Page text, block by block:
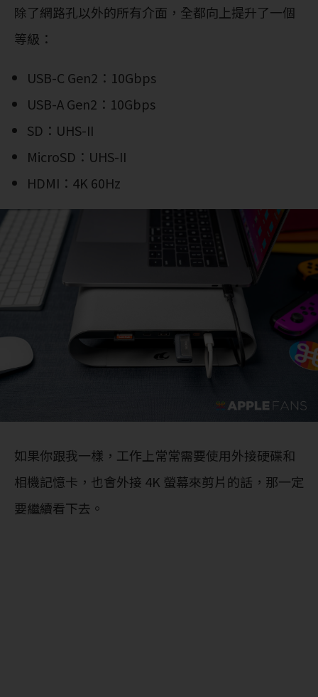
除了網路孔以外的所有介面，全都向上提升了一個
等級：
USB-C Gen2：10Gbps
USB-A Gen2：10Gbps
SD：UHS-II
MicroSD：UHS-II
HDMI：4K 60Hz
如果你跟我一樣，工作上常常需要使用外接硬碟和
相機記憶卡，也會外接 4K 螢幕來剪片的話，那一定
要繼續看下去。